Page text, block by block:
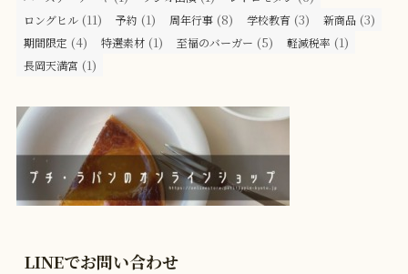
ロングヒル (11) 予約 (1) 周年行事 (8) 学校教育 (3) 新商品 (3)
期間限定 (4) 特選素材 (1) 至福のバーガー (5) 軽減税率 (1)
長岡天満宮 (1)
LINEでお問い合わせ